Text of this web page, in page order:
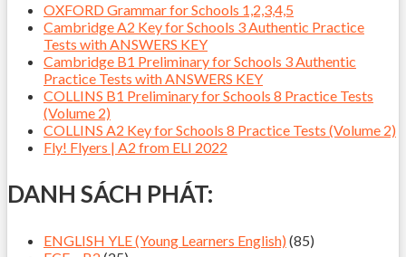
OXFORD Grammar for Schools 1,2,3,4,5
Cambridge A2 Key for Schools 3 Authentic Practice
Tests with ANSWERS KEY
Cambridge B1 Preliminary for Schools 3 Authentic
Practice Tests with ANSWERS KEY
COLLINS B1 Preliminary for Schools 8 Practice Tests
(Volume 2)
COLLINS A2 Key for Schools 8 Practice Tests (Volume 2)
Fly! Flyers | A2 from ELI 2022
DANH SÁCH PHÁT:
ENGLISH YLE (Young Learners English) (85)